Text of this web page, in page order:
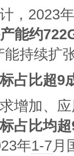
，2023
能约
持续扩
占比超9
增加、
占比均超
年1-7 月